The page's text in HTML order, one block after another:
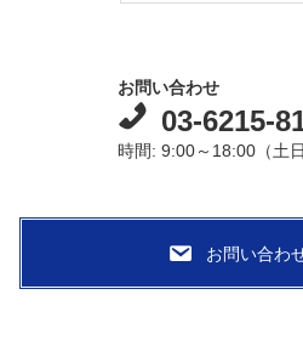
お問い合わせ
03-6215-
時間: 9:00～18:00（土